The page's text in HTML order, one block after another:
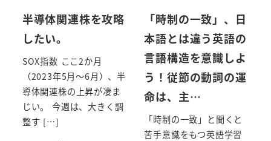
半導体関連株を攻略
したい。
SOX指数 ここ2か月
（2023年5月～6月）、半
導体関連株の上昇が凄ま
じい。 今週は、大きく調
整す […]
「時制の一致」、日
本語とは違う英語の
言語構造を意識しよ
う！従節の動詞の運
命は、主…
「時制の一致」と聞くと
苦手意識をもつ英語学習